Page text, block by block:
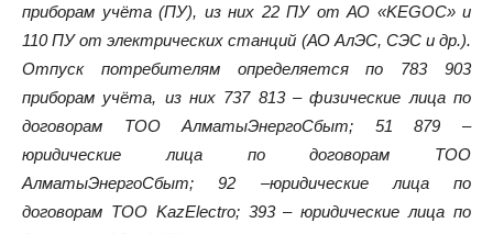
приборам учёта (ПУ), из них 22 ПУ от АО «KEGOC» и
110 ПУ от электрических станций (АО АлЭС, СЭС и др.).
Отпуск потребителям определяется по 783 903
приборам учёта, из них 737 813 – физические лица по
договорам ТОО АлматыЭнергоСбыт; 51 879 –
юридические лица по договорам ТОО
АлматыЭнергоСбыт; 92 –юридические лица по
договорам ТОО KazElectro; 393 – юридические лица по